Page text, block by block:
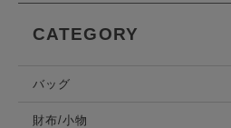
CATEGORY
バッグ
財布/小物